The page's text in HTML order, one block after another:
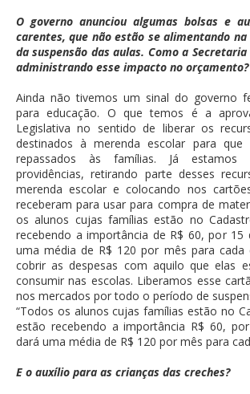
O governo anunciou algumas bolsas e
carentes, que não estão se alimentando
da suspensão das aulas. Como a
administrando esse impacto no orçamento?
Ainda não tivemos um sinal do governo
para educação. O que temos é a
Legislativa no sentido de liberar os
destinados à merenda escolar para que
repassados às famílias. Já estamos
providências, retirando parte desses
merenda escolar e colocando nos
receberam para usar para compra de
os alunos cujas famílias estão no
recebendo a importância de R$ 60, por 15
uma média de R$ 120 por mês para cada
cobrir as despesas com aquilo que elas
consumir nas escolas. Liberamos esse
nos mercados por todo o período de
“Todos os alunos cujas famílias estão no
estão recebendo a importância R$ 60,
dará uma média de R$ 120 por mês para
E o auxílio para as crianças das creches?